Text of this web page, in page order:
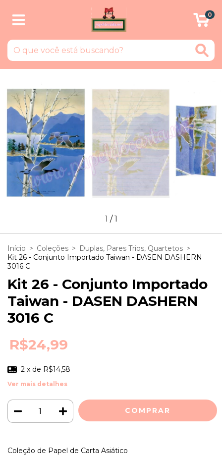
0
1 /1
Início > Coleções > Duplas, Pares Trios, Quartetos >
Kit 26 - Conjunto Importado Taiwan - DASEN DASHERN
3016 C
Kit 26 - Conjunto Importado
Taiwan - DASEN DASHERN
3016 C
R$24,99
2 x de R$14,58
Ver mais detalhes
Coleção de Papel de Carta Asiático